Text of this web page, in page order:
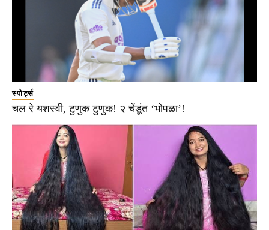
स्पोर्ट्स
चल रे यशस्वी, टुणुक टुणुक! २ चेंडूंत ‘भोपळा’!